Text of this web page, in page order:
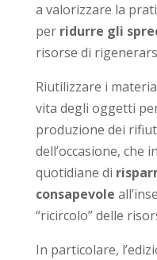
a valorizzare la
per ridurre gli
risorse di
Riutilizzare i
vita degli oggetti
produzione dei
dell’occasione, che
quotidiane di
consapevole
“ricircolo” delle
In particolare,